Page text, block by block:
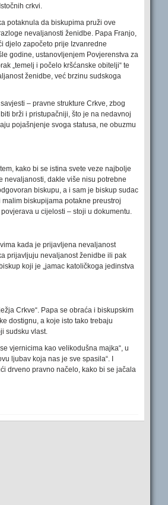
crkvi.
potaknula da biskupima pruži ove
nevaljanosti ženidbe. Papa Franjo,
djelo započeto prije Izvanredne
godine, ustanovljenjem Povjerenstva za
„temelj i počelo kršćanske obitelji“ te
ženidbe, već brzinu sudskoga
– pravne strukture Crkve, zbog
brži i pristupačniji, što je na nedavnoj
pojašnjenje svoga statusa, ne obuzmu
kako bi se istina svete veze najbolje
nevaljanosti, dakle više nisu potrebne
biskupu, a i sam je biskup sudac
biskupijama potakne preustroj
u cijelosti – stoji u dokumentu.
kada je prijavljena nevaljanost
prijavljuju nevaljanost ženidbe ili pak
koji je „jamac katoličkoga jedinstva
Crkve“. Papa se obraća i biskupskim
dostignu, a koje isto tako trebaju
sudsku vlast.
vjernicima kao velikodušna majka“, u
ljubav koja nas je sve spasila“. I
drveno pravno načelo, kako bi se jačala